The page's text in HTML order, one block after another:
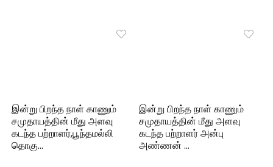
இன்று பிறந்த நாள் காணும்
சமுதாயத்தின் மீது அளவு
கடந்த பற்றாளர்,பூந்தமல்லி
தொகு…
இன்று பிறந்த நாள் காணும்
சமுதாயத்தின் மீது அளவு
கடந்த பற்றாளர் அன்பு
அண்ணன் …